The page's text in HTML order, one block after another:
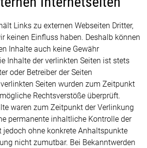
Links zu externen Webseiten Dritter,
keinen Einfluss haben. Deshalb können
Inhalte auch keine Gewähr
Inhalte der verlinkten Seiten ist stets
oder Betreiber der Seiten
Seiten wurden zum Zeitpunkt
Rechtsverstöße überprüft.
waren zum Zeitpunkt der Verlinkung
permanente inhaltliche Kontrolle der
jedoch ohne konkrete Anhaltspunkte
nicht zumutbar. Bei Bekanntwerden